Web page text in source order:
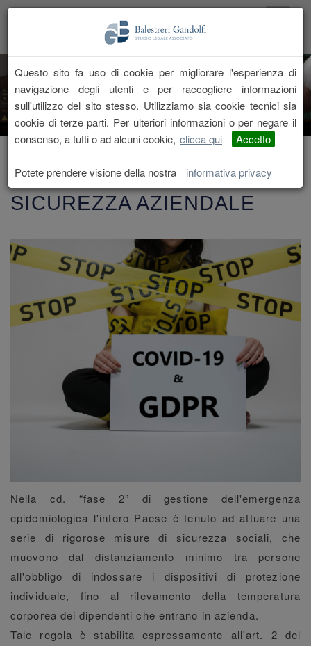
COMPLIANCE E MISURE DI
SICUREZZA AZIENDALE
Nella cd. “fase 2” di gestione dell'emergenza
epidemiologica l'intero Paese è tenuto ad attuare una
serie di rigorose misure di sicurezza sociali, che
muovono dal distanziamento minimo tra persone
all'obbligo di indossare i dispositivi di protezione
individuale, fino al rilevamento della temperatura
corporea dei dipendenti che entrano in azienda.
Tale regola è stabilita espressamente all'art. 2 del
Questo sito fa uso di cookie per migliorare l'esperienza di
navigazione degli utenti e per raccogliere informazioni
sull'utilizzo del sito stesso. Utilizziamo sia cookie tecnici sia
cookie di terze parti. Per ulteriori informazioni o per negare il
consenso, a tutti o ad alcuni cookie, clicca qui Accetto
Potete prendere visione della nostra informativa privacy